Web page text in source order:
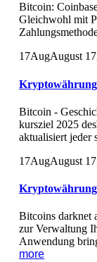
Bitcoin:
Gleichwohl mit
17AugAugust
Bitcoin -
kursziel 2025
aktualisiert jeder
17AugAugust
Bitcoins darknet
zur Verwaltung
Anwendung
more